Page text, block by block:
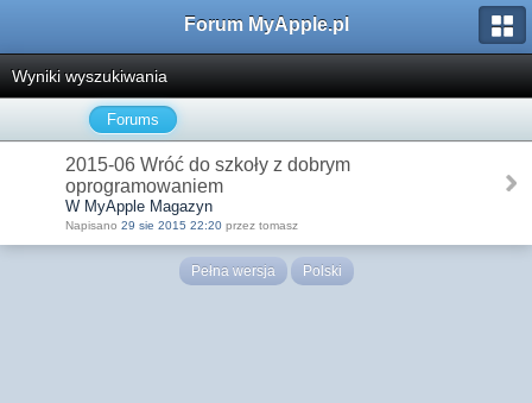
Forum MyApple.pl
Wyniki wyszukiwania
Forums
2015-06 Wróć do szkoły z dobrym
oprogramowaniem
W MyApple Magazyn
Napisano 29 sie 2015 22:20 przez tomasz
Pełna wersja Polski